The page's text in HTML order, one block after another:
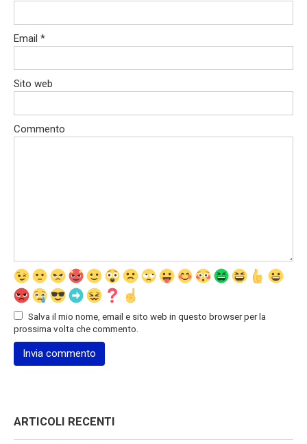
Email *
Sito web
Commento
Salva il mio nome, email e sito web in questo browser per la
prossima volta che commento.
ARTICOLI RECENTI